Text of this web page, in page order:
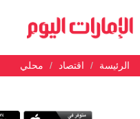
الرئيسة اقتصاد محلي